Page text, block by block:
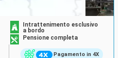
Pagamento in 4X
Intrattenimento esclusivo
a bordo
Pensione completa